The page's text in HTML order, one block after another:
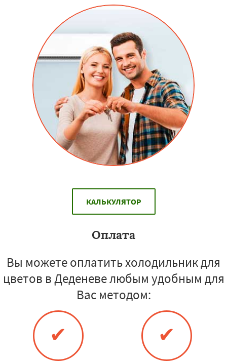
КАЛЬКУЛЯТОР
Оплата
Вы можете оплатить холодильник для
цветов в Деденеве любым удобным для
Вас методом:
✔ ✔